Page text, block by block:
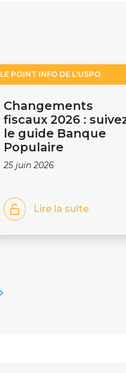
LE POINT INFO DE L'USPO
Changements
fiscaux 2026 :
le guide Banque
Populaire
25 juin 2026
Lire la suite